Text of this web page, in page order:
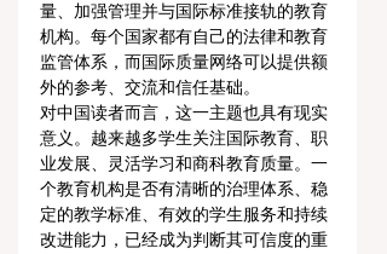
量、加强管理并与国际标准接轨的教育
机构。每个国家都有自己的法律和教育
监管体系，而国际质量网络可以提供额
外的参考、交流和信任基础。
对中国读者而言，这一主题也具有现实
意义。越来越多学生关注国际教育、职
业发展、灵活学习和商科教育质量。一
个教育机构是否有清晰的治理体系、稳
定的教学标准、有效的学生服务和持续
改进能力，已经成为判断其可信度的重